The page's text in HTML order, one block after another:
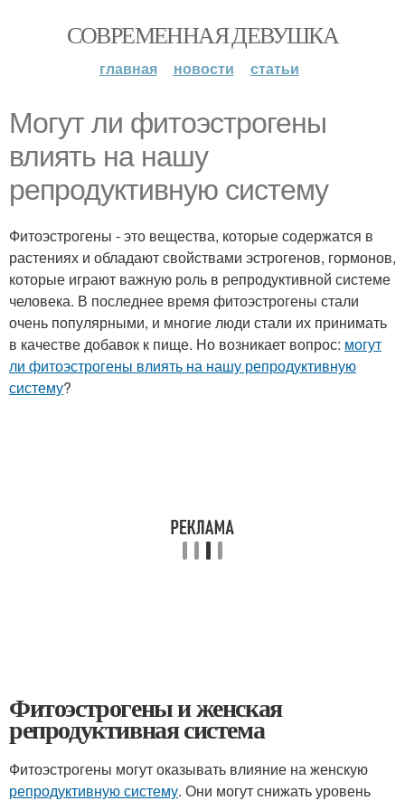
СОВРЕМЕННАЯ ДЕВУШКА
главная новости статьи
Могут ли фитоэстрогены
влиять на нашу
репродуктивную систему
Фитоэстрогены - это вещества, которые содержатся в
растениях и обладают свойствами эстрогенов, гормонов,
которые играют важную роль в репродуктивной системе
человека. В последнее время фитоэстрогены стали
очень популярными, и многие люди стали их принимать
в качестве добавок к пище. Но возникает вопрос: могут
ли фитоэстрогены влиять на нашу репродуктивную
систему?
Фитоэстрогены и женская
репродуктивная система
Фитоэстрогены могут оказывать влияние на женскую
репродуктивную систему. Они могут снижать уровень